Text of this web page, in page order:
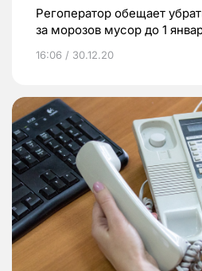
Регоператор обещает
за морозов мусор до 1
16:06 / 30.12.20